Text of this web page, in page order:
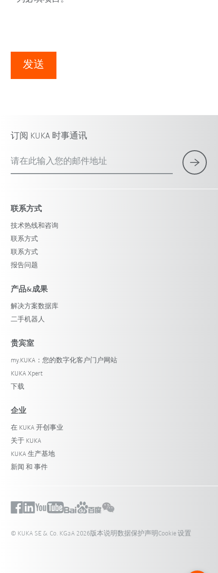
发送
订阅 KUKA 时事通讯
请在此输入您的邮件地址
联系方式
技术热线和咨询
联系方式
联系方式
报告问题
产品&成果
解决方案数据库
二手机器人
贵宾室
my.KUKA：您的数字化客户门户网站
KUKA Xpert
下载
企业
在 KUKA 开创事业
关于 KUKA
KUKA 生产基地
新闻 和 事件
© KUKA SE & Co. KGaA 2026版本说明数据保护声明 Cookie 设置